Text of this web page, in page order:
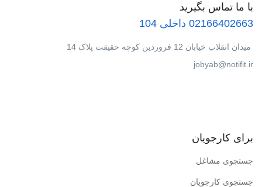
با ما تماس بگیرید
02166402663 داخلی 104
jobyab@notifit.ir
برای کارجویان
جستجوی مشاغل
جستجوی کارجویان